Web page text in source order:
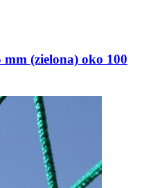
(zielona) oko 100